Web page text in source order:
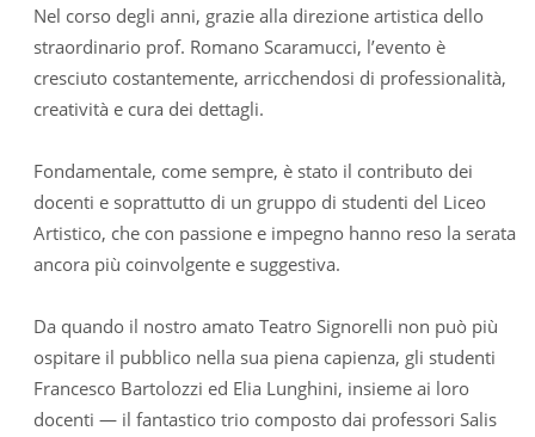
Nel corso degli anni, grazie alla direzione artistica dello
straordinario prof. Romano Scaramucci, l’evento è
cresciuto costantemente, arricchendosi di professionalità,
creatività e cura dei dettagli.
Fondamentale, come sempre, è stato il contributo dei
docenti e soprattutto di un gruppo di studenti del Liceo
Artistico, che con passione e impegno hanno reso la serata
ancora più coinvolgente e suggestiva.
Da quando il nostro amato Teatro Signorelli non può più
ospitare il pubblico nella sua piena capienza, gli studenti
Francesco Bartolozzi ed Elia Lunghini, insieme ai loro
docenti — il fantastico trio composto dai professori Salis